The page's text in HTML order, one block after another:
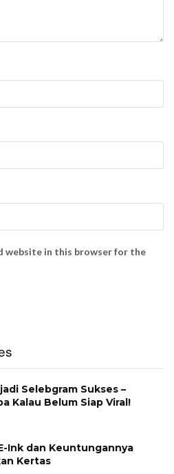
website in this browser for the
Selebgram Sukses –
Kalau Belum Siap Viral!
Ink dan Keuntungannya
Kertas